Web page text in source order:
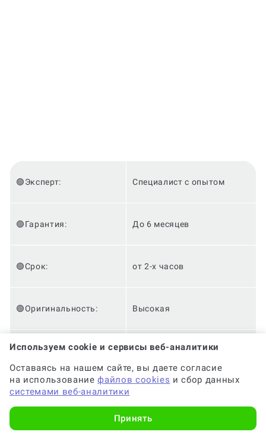
🟢Эксперт: Специалист с опытом
🟢Гарантия: До 6 месяцев
🟢Срок: от 2-х часов
🟢Оригинальность: Высокая
✅Цена: от 2 500 руб.
✅Доработки:
Используем cookie и сервисы веб-аналитики
Оставаясь на нашем сайте, вы даете согласие
на использованиефайлов cookies и сбор данных
системами веб-аналитики
Принять